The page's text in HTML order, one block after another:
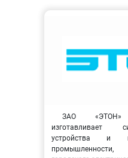
ЗАО «ЭТОН»
изготавливает
устройства и